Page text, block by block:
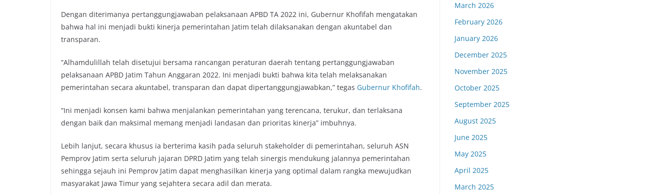
Dengan diterimanya pertanggungjawaban pelaksanaan APBD TA 2022 ini, Gubernur Khofifah mengatakan
bahwa hal ini menjadi bukti kinerja pemerintahan Jatim telah dilaksanakan dengan akuntabel dan
transparan.
“Alhamdulillah telah disetujui bersama rancangan peraturan daerah tentang pertanggungjawaban
pelaksanaan APBD Jatim Tahun Anggaran 2022. Ini menjadi bukti bahwa kita telah melaksanakan
pemerintahan secara akuntabel, transparan dan dapat dipertanggungjawabkan,” tegas Gubernur Khofifah.
“Ini menjadi konsen kami bahwa menjalankan pemerintahan yang terencana, terukur, dan terlaksana
dengan baik dan maksimal memang menjadi landasan dan prioritas kinerja” imbuhnya.
Lebih lanjut, secara khusus ia berterima kasih pada seluruh stakeholder di pemerintahan, seluruh ASN
Pemprov Jatim serta seluruh jajaran DPRD Jatim yang telah sinergis mendukung jalannya pemerintahan
sehingga sejauh ini Pemprov Jatim dapat menghasilkan kinerja yang optimal dalam rangka mewujudkan
masyarakat Jawa Timur yang sejahtera secara adil dan merata.
March 2026
February 2026
January 2026
December 2025
November 2025
October 2025
September 2025
August 2025
June 2025
May 2025
April 2025
March 2025